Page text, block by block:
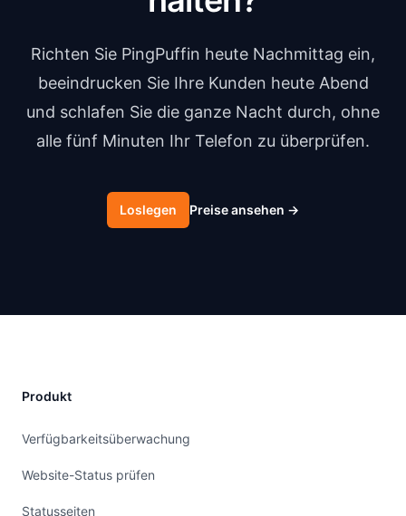
Richten Sie PingPuffin heute Nachmittag ein,
beeindrucken Sie Ihre Kunden heute Abend
und schlafen Sie die ganze Nacht durch, ohne
alle fünf Minuten Ihr Telefon zu überprüfen.
Loslegen Preise ansehen →
Produkt
Verfügbarkeitsüberwachung
Website-Status prüfen
Statusseiten